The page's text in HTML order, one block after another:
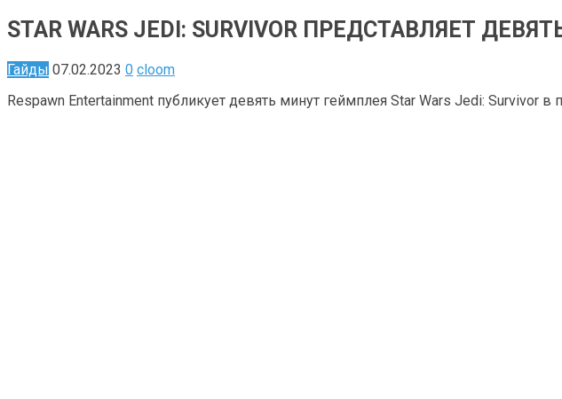
STAR WARS JEDI: SURVIVOR ПРЕДСТАВЛЯЕТ
Гайды 07.02.2023 0 cloom
Respawn Entertainment публикует девять минут геймплея Star Wars Jedi: Survivor